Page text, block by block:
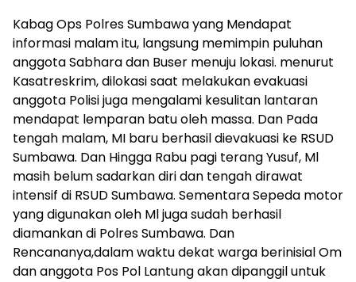
Kabag Ops Polres Sumbawa yang Mendapat
informasi malam itu, langsung memimpin puluhan
anggota Sabhara dan Buser menuju lokasi. menurut
Kasatreskrim, dilokasi saat melakukan evakuasi
anggota Polisi juga mengalami kesulitan lantaran
mendapat lemparan batu oleh massa. Dan Pada
tengah malam, MI baru berhasil dievakuasi ke RSUD
Sumbawa. Dan Hingga Rabu pagi terang Yusuf, Ml
masih belum sadarkan diri dan tengah dirawat
intensif di RSUD Sumbawa. Sementara Sepeda motor
yang digunakan oleh Ml juga sudah berhasil
diamankan di Polres Sumbawa. Dan
Rencananya,dalam waktu dekat warga berinisial Om
dan anggota Pos Pol Lantung akan dipanggil untuk